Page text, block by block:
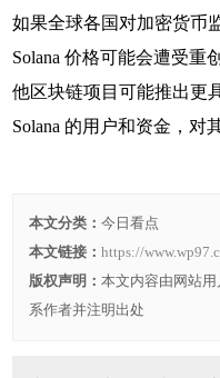
如果全球各国对加密货币
Solana 价格可能会遭受重
他区块链项目可能推出更
Solana 的用户和资金，对
本文分类： 今日看点
本文链接： https://
版权声明： 本文内容由网站
系作者并注明出处